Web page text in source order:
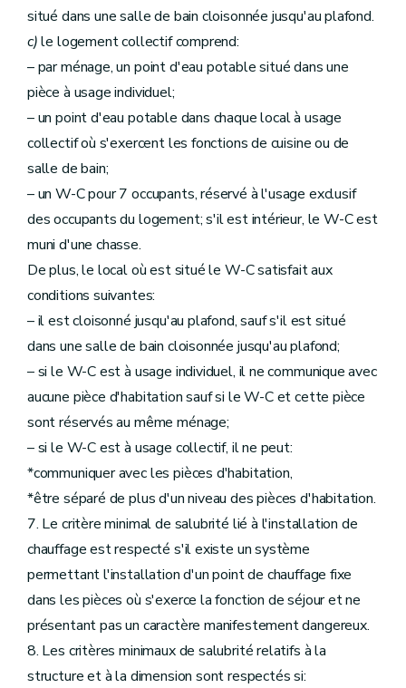
situé dans une salle de bain cloisonnée jusqu'au plafond.
c)le logement collectif comprend:
– par ménage, un point d'eau potable situé dans une
pièce à usage individuel;
– un point d'eau potable dans chaque local à usage
collectif où s'exercent les fonctions de cuisine ou de
salle de bain;
– un W-C pour 7 occupants, réservé à l'usage exclusif
des occupants du logement; s'il est intérieur, le W-C est
muni d'une chasse.
De plus, le local où est situé le W-C satisfait aux
conditions suivantes:
– il est cloisonné jusqu'au plafond, sauf s'il est situé
dans une salle de bain cloisonnée jusqu'au plafond;
– si le W-C est à usage individuel, il ne communique avec
aucune pièce d'habitation sauf si le W-C et cette pièce
sont réservés au même ménage;
– si le W-C est à usage collectif, il ne peut:
*communiquer avec les pièces d'habitation,
*être séparé de plus d'un niveau des pièces d'habitation.
7. Le critère minimal de salubrité lié à l'installation de
chauffage est respecté s'il existe un système
permettant l'installation d'un point de chauffage fixe
dans les pièces où s'exerce la fonction de séjour et ne
présentant pas un caractère manifestement dangereux.
8. Les critères minimaux de salubrité relatifs à la
structure et à la dimension sont respectés si: